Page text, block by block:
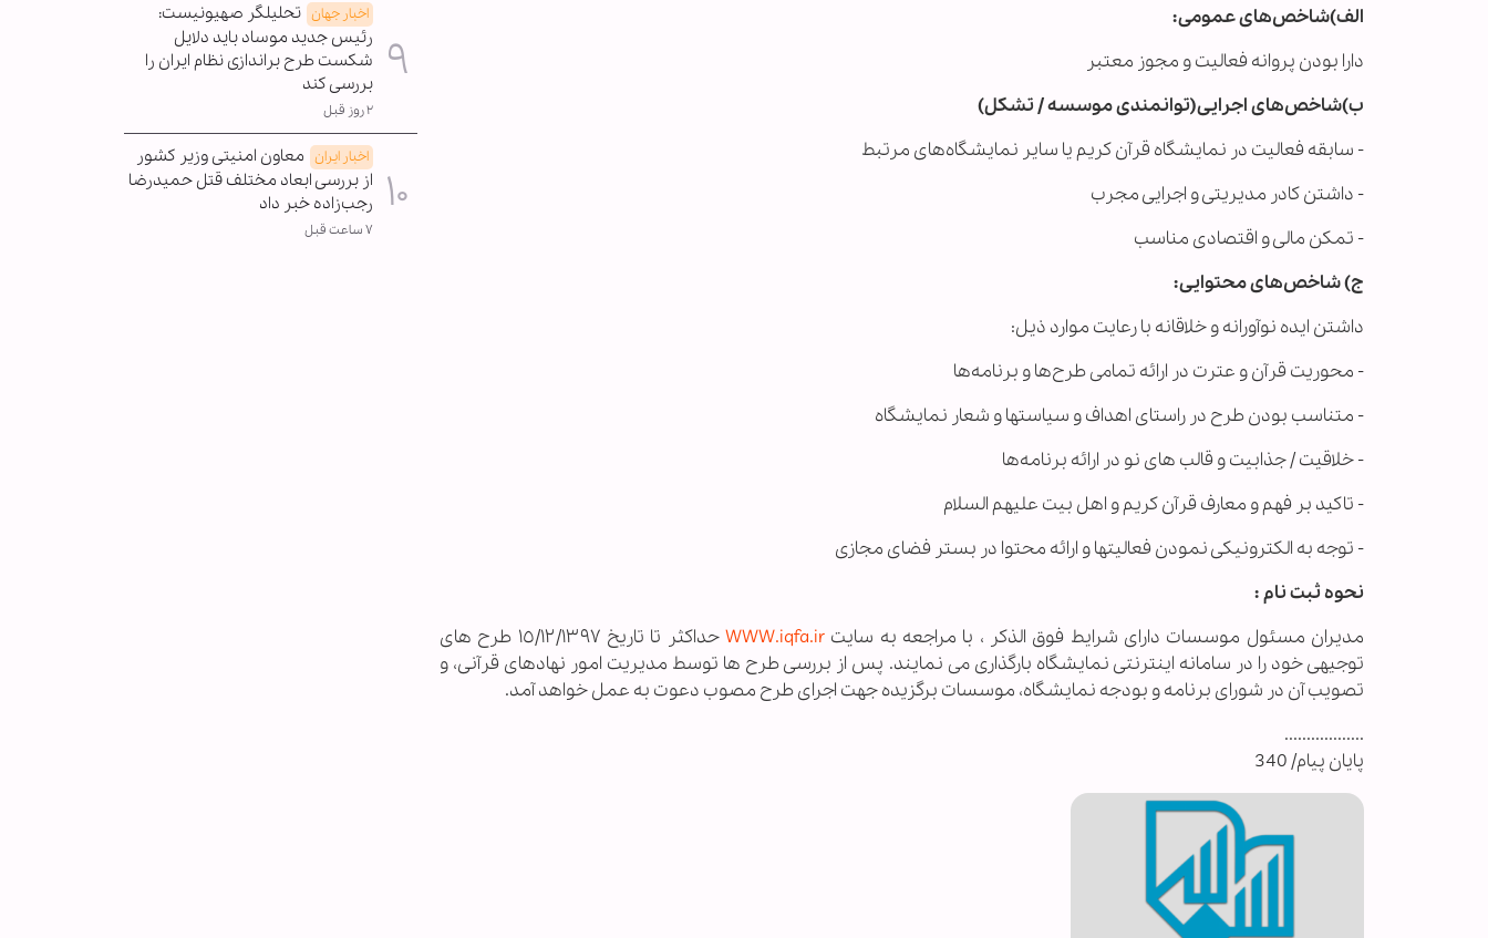
الف)شاخص‌های عمومی:
دارا بودن پروانه فعالیت و مجوز معتبر
ب)شاخص‌های اجرایی(توانمندی موسسه / تشکل)
- سابقه فعالیت در نمایشگاه قرآن کریم یا سایر نمایشگاه‌های مرتبط
- داشتن کادر مدیریتی و اجرایی مجرب
- تمکن مالی و اقتصادی مناسب
ج) شاخص‌های محتوایی:
داشتن ایده نوآورانه و خلاقانه با رعایت موارد ذیل:
- محوریت قرآن و عترت در ارائه تمامی طرح‌ها و برنامه‌ها
- متناسب بودن طرح در راستای اهداف و سیاستها و شعار نمایشگاه
- خلاقیت / جذابیت و قالب های نو در ارائه برنامه‌ها
- تاکید بر فهم و معارف قرآن کریم و اهل بیت علیهم السلام
- توجه به الکترونیکی نمودن فعالیتها و ارائه محتوا در بستر فضای مجازی
نحوه ثبت نام :
مدیران مسئول موسسات دارای شرایط فوق الذکر ، با مراجعه به سایت WWW.iqfa.ir
حداکثر تا تاریخ ١٥/١٢/١٣٩٧ طرح های
توجیهی خود را در سامانه اینترنتی نمایشگاه بارگذاری می نمایند. پس از بررسی طرح ها توسط مدیریت امور نهادهای قرآنی، و
تصویب آن در شورای برنامه و بودجه نمایشگاه، موسسات برگزیده جهت اجرای طرح مصوب دعوت به عمل خواهد آمد.
..................
پایان پیام/ 340
اخبار جهان تحلیلگر صهیونیست:
رئیس جدید موساد باید دلایل
شکست طرح براندازی نظام ایران را
بررسی کند
۲ روز قبل
اخبار ایران معاون امنیتی وزیر کشور
از بررسی ابعاد مختلف قتل حمیدرضا
رجب‌زاده خبر داد
۷ ساعت قبل